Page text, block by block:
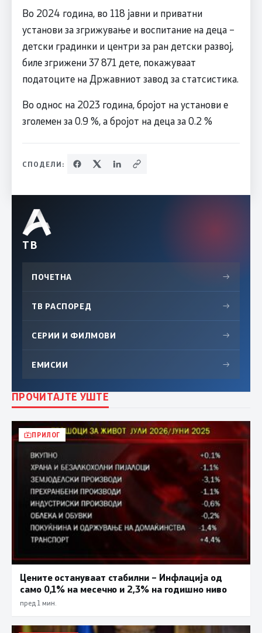
Во 2024 година, во 118 јавни и приватни
установи за згрижување и воспитание на деца −
детски градинки и центри за ран детски развој,
биле згрижени 37 871 дете, покажуваат
податоците на Државниот завод за статсистика.
Во однос на 2023 година, бројот на установи е
зголемен за 0.9 %, а бројот на деца за 0.2 %
СПОДЕЛИ:
ТВ
ПОЧЕТНА →
ТВ РАСПОРЕД →
СЕРИИ И ФИЛМОВИ →
ЕМИСИИ →
ПРОЧИТАЈТЕ УШТЕ
ПРИЛОГ
Цените остануваат стабилни – Инфлација од
само 0,1% на месечно и 2,3% на годишно ниво
пред 1 мин.